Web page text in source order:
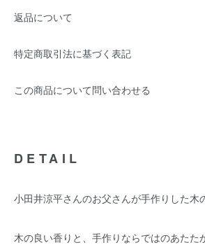
返品について
特定商取引法に基づく表記
この商品について問い合わせる
DETAIL
小田井涼平さんのお父さんが手作りした木
木の良い香りと、手作りならではのあたた